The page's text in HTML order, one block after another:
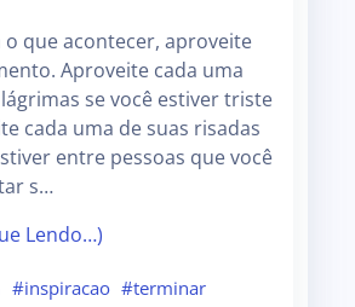
o que acontecer, aproveite
Aproveite cada uma
se você estiver triste
cada uma de suas risadas
entre pessoas que você
s…
Lendo…)
#inspiracao #terminar